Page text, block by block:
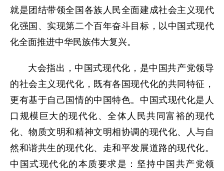
就是团结带领全国各族人民全面建成社会主义现代
化强国、实现第二个百年奋斗目标，以中国式现代
化全面推进中华民族伟大复兴。
大会指出，中国式现代化，是中国共产党领导
的社会主义现代化，既有各国现代化的共同特征，
更有基于自己国情的中国特色。中国式现代化是人
口规模巨大的现代化、全体人民共同富裕的现代
化、物质文明和精神文明相协调的现代化、人与自
然和谐共生的现代化、走和平发展道路的现代化。
中国式现代化的本质要求是：坚持中国共产党领